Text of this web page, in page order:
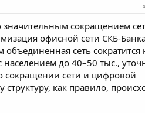
значительным сокращением
офисной сети СКБ-
сеть сократится
до 40–50 тыс.,
сокращении сети и цифровой
как правило,